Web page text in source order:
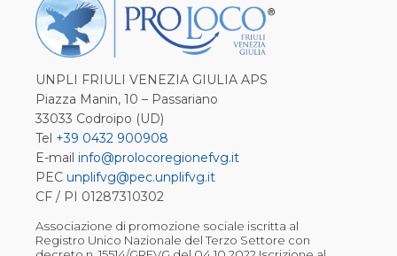
UNPLI FRIULI VENEZIA GIULIA APS
Piazza Manin, 10 – Passariano
33033 Codroipo (UD)
Tel +39 0432 900908
E-mail info@prolocoregionefvg.it
PEC unplifvg@pec.unplifvg.it
CF / PI 01287310302
Associazione di promozione sociale iscritta al
Registro Unico Nazionale del Terzo Settore con